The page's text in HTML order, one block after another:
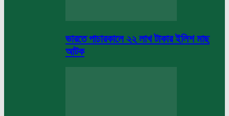
ভারতে পাচারকালে ২২ লাখ টাকার ইলিশ মাছ
আটক